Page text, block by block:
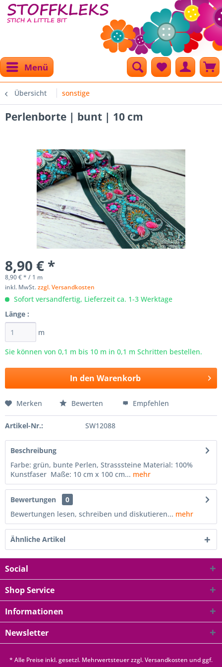
Menü
Übersicht sonstige
Perlenborte | bunt | 10 cm
8,90 € *
8,90 € * / 1 m
inkl. MwSt.zzgl. Versandkosten
Sofort versandfertig, Lieferzeit ca. 1-3 Werktage
Länge :
m
Sie können von 0,1 m bis 10 m in 0,1 m Schritten bestellen.
In den Warenkorb
Merken Bewerten Empfehlen
Artikel-Nr.: SW12088
Beschreibung
Farbe: grün, bunte Perlen, Strasssteine Material: 100%
Kunstfaser Maße: 10 cm x 100 cm... mehr
Bewertungen
0
Bewertungen lesen, schreiben und diskutieren... mehr
Ähnliche Artikel
Social
Shop Service
Informationen
Newsletter
* Alle Preise inkl. gesetzl. Mehrwertsteuer zzgl.Versandkosten und ggf.